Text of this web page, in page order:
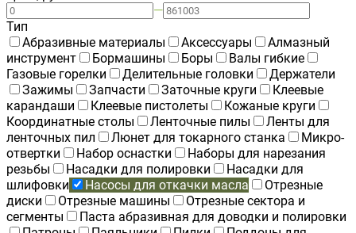
—
Тип
Абразивные материалы
Аксессуары
Алмазный
инструмент
Бормашины Боры
Валы гибкие
Газовые горелки
Делительные головки
Держатели
Зажимы
Запчасти Заточные круги
Клеевые
карандаши
Клеевые пистолеты
Кожаные круги
Координатные столы
Ленточные пилы
Ленты для
ленточных пил
Люнет для токарного станка
Микро-
отвертки
Набор оснастки
Наборы для нарезания
резьбы
Насадки для полировки
Насадки для
шлифовки
Насосы для откачки масла
Отрезные
диски
Отрезные машины
Отрезные сектора и
сегменты
Паста абразивная для доводки и полировки